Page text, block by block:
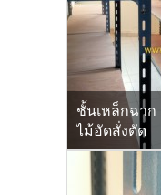
ชั้นเหล็กฉาก
ไม้อัดสั่งตัด